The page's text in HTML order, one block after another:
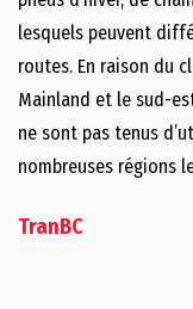
lesquels peuvent
routes. En raison du
Mainland et le sud-
ne sont pas tenus
nombreuses régions
TranBC